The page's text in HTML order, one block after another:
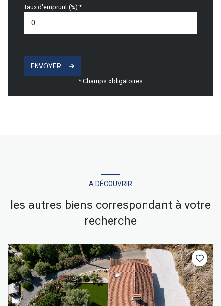
Taux d'emprunt (%) *
ENVOYER
* Champs obligatoires
A DÉCOUVRIR
les autres biens correspondant à votre
recherche